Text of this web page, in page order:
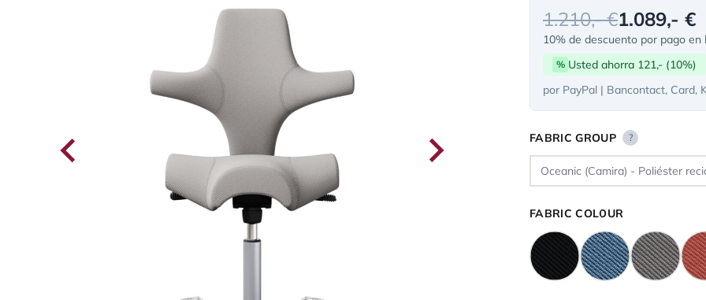
1.210,- €1.089,- €
10% de descuento por pago en
% Usted ahorra 121,- (10%)
por PayPal | Bancontact, Card,
FABRIC GROUP ?
FABRIC COLOUR